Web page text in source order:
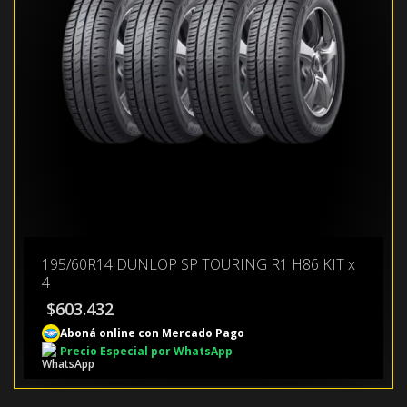
195/60R14 DUNLOP SP TOURING R1 H86 KIT x
4
$603.432
Aboná online con Mercado Pago
Precio Especial por WhatsApp